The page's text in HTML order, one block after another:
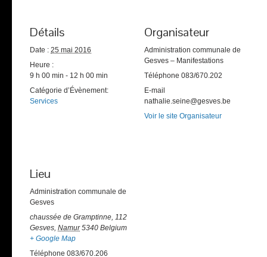
Détails
Date : 25 mai 2016
Heure :
9 h 00 min - 12 h 00 min
Catégorie d’Évènement:
Services
Organisateur
Administration communale de
Gesves – Manifestations
Téléphone 083/670.202
E-mail
nathalie.seine@gesves.be
Voir le site Organisateur
Lieu
Administration communale de
Gesves
chaussée de Gramptinne, 112
Gesves, Namur 5340 Belgium
+ Google Map
Téléphone 083/670.206